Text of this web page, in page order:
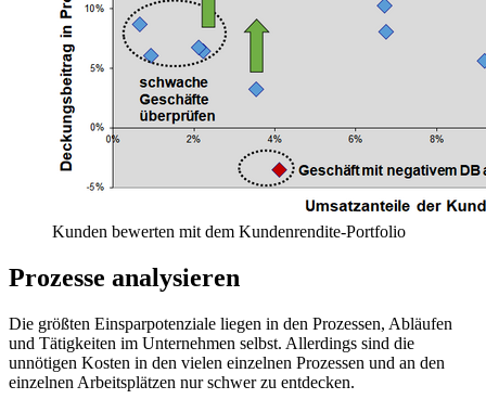
Kunden bewerten mit dem Kundenrendite-Portfolio
Prozesse analysieren
Die größten Einsparpotenziale liegen in den Prozessen, Abläufen
und Tätigkeiten im Unternehmen selbst. Allerdings sind die
unnötigen Kosten in den vielen einzelnen Prozessen und an den
einzelnen Arbeitsplätzen nur schwer zu entdecken.